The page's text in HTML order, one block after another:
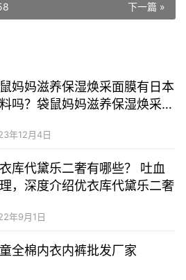
下一篇 »
妈妈滋养保湿焕采面膜有日本
吗？袋鼠妈妈滋养保湿焕采面
年12月4日
库代黛乐二奢有哪些？ 吐血
，深度介绍优衣库代黛乐二奢
年9月1日
全棉内衣内裤批发厂家